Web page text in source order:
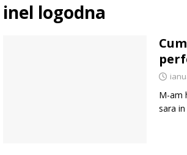
inel logodna
M-am
sara